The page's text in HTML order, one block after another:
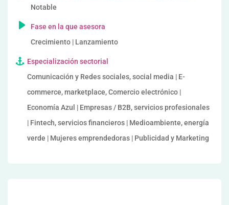
Notable
Fase en la que asesora
Crecimiento | Lanzamiento
Especialización sectorial
Comunicación y Redes sociales, social media | E-
commerce, marketplace, Comercio electrónico |
Economía Azul | Empresas / B2B, servicios profesionales
| Fintech, servicios financieros | Medioambiente, energía
verde | Mujeres emprendedoras | Publicidad y Marketing